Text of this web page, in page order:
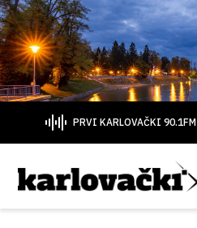
PRVI KARLOVAČKI 90.1FM